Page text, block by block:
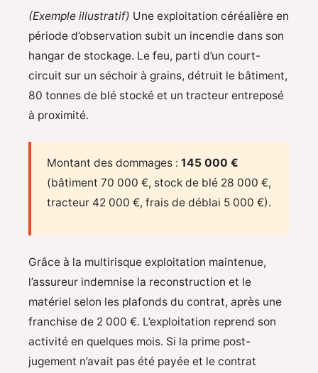
(Exemple illustratif) Une exploitation céréalière en
période d’observation subit un incendie dans son
hangar de stockage. Le feu, parti d’un court-
circuit sur un séchoir à grains, détruit le bâtiment,
80 tonnes de blé stocké et un tracteur entreposé
à proximité.
Montant des dommages : 145 000 €
(bâtiment 70 000 €, stock de blé 28 000 €,
tracteur 42 000 €, frais de déblai 5 000 €).
Grâce à la multirisque exploitation maintenue,
l’assureur indemnise la reconstruction et le
matériel selon les plafonds du contrat, après une
franchise de 2 000 €. L’exploitation reprend son
activité en quelques mois. Si la prime post-
jugement n’avait pas été payée et le contrat